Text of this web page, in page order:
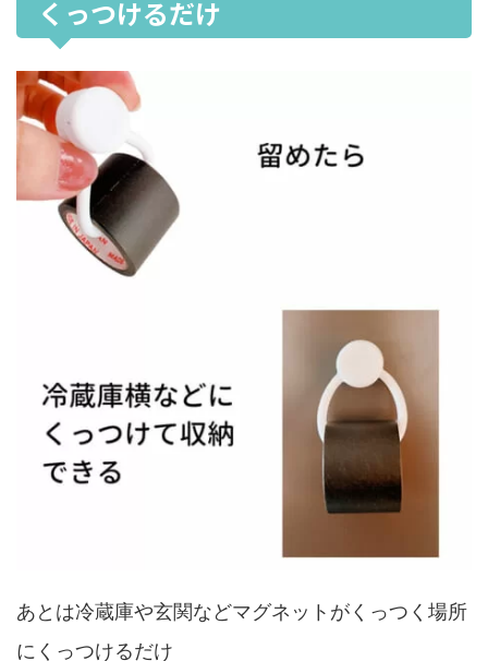
くっつけるだけ
あとは冷蔵庫や玄関などマグネットがくっつく場所
にくっつけるだけ